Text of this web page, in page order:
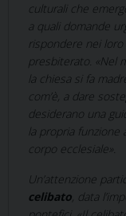
culturali che
a quali domande
rispondere nei
presbiterato. «Nel
la chiesa si fa
com’è, a dare
desiderano una
la propria funzione
corpo ecclesiale».
Un’attenzione
celibato, data